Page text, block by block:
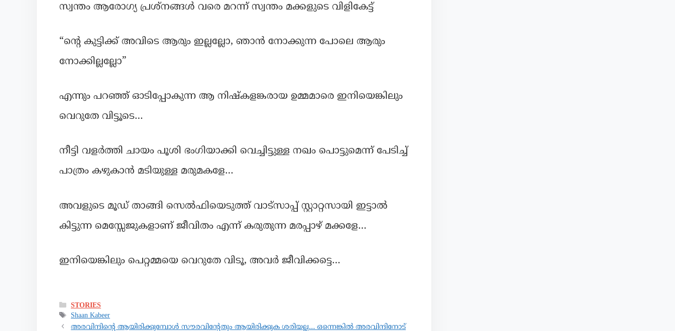
സ്വന്തം ആരോഗ്യ പ്രശ്നങ്ങൾ വരെ മറന്ന് സ്വന്തം മക്കളുടെ വിളികേട്ട്
“ന്റെ കുട്ടിക്ക് അവിടെ ആരും ഇല്ലല്ലോ, ഞാൻ നോക്കുന്ന പോലെ ആരും
നോക്കില്ലല്ലോ”
എന്നും പറഞ്ഞ് ഓടിപ്പോകുന്ന ആ നിഷ്കളങ്കരായ ഉമ്മമാരെ ഇനിയെങ്കിലും
വെറുതേ വിട്ടൂടെ…
നീട്ടി വളർത്തി ചായം പൂശി ഭംഗിയാക്കി വെച്ചിട്ടുള്ള നഖം പൊട്ടുമെന്ന് പേടിച്ച്
പാത്രം കഴുകാൻ മടിയുള്ള മരുമകളേ…
അവളുടെ മൂഡ് താങ്ങി സെൽഫിയെടുത്ത് വാട്സാപ്പ് സ്റ്റാറ്റസായി ഇട്ടാൽ
കിട്ടുന്ന മെസ്സേജുകളാണ് ജീവിതം എന്ന് കരുതുന്ന മരപ്പാഴ് മക്കളേ…
ഇനിയെങ്കിലും പെറ്റമ്മയെ വെറുതേ വിടൂ, അവർ ജീവിക്കട്ടെ…
STORIES
Shaan Kabeer
അരവിന്ദിന്റെ ആയിരിക്കുമ്പോൾ സൗരവിന്റേതും ആയിരിക്കുക ശരിയല്ല… ഒന്നെങ്കിൽ അരവിന്ദിനോട്